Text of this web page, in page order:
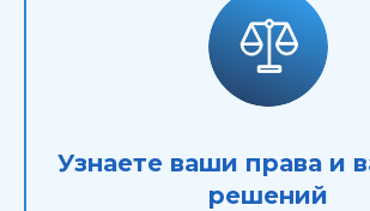
Узнаете ваши права и
решений